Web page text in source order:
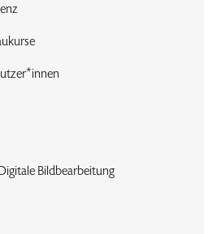
Bildbearbeitung